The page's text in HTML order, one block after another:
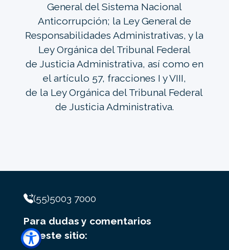
General del Sistema Nacional
Anticorrupción; la Ley General de
Responsabilidades Administrativas, y la
Ley Orgánica del Tribunal Federal
de Justicia Administrativa, así como en
el artículo 57, fracciones I y VIII,
de la Ley Orgánica del Tribunal Federal
de Justicia Administrativa.
(55)5003 7000
Para dudas y comentarios
de este sitio: